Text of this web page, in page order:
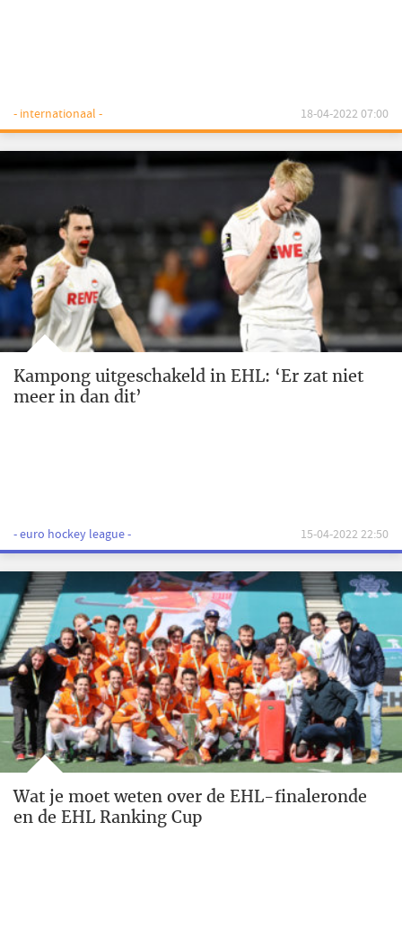
- internationaal - 18-04-2022 07:00
Kampong uitgeschakeld in EHL: ‘Er zat niet
meer in dan dit’
- euro hockey league - 15-04-2022 22:50
Wat je moet weten over de EHL-finaleronde
en de EHL Ranking Cup